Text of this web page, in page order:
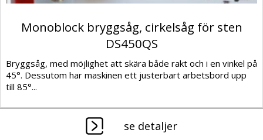
Monoblock bryggsåg, cirkelsåg för sten
DS450QS
Bryggsåg, med möjlighet att skära både rakt och i en vinkel på
45°. Dessutom har maskinen ett justerbart arbetsbord upp
till 85°...
se detaljer